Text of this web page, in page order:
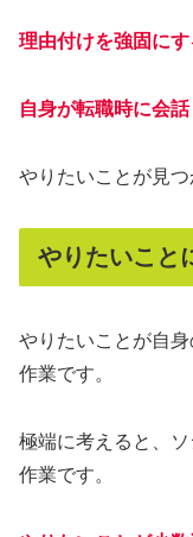
理由付けを強固にす
自身が転職時に会話
やりたいことが見つ
やりたいこと
やりたいことが自
作業です。
極端に考えると、
作業です。